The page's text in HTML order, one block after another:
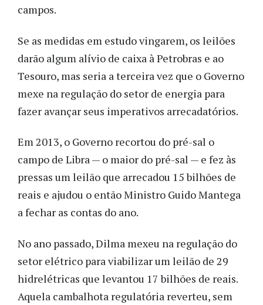
campos.
Se as medidas em estudo vingarem, os leilões
darão algum alívio de caixa à Petrobras e ao
Tesouro, mas seria a terceira vez que o Governo
mexe na regulação do setor de energia para
fazer avançar seus imperativos arrecadatórios.
Em 2013, o Governo recortou do pré-sal o
campo de Libra — o maior do pré-sal — e fez às
pressas um leilão que arrecadou 15 bilhões de
reais e ajudou o então Ministro Guido Mantega
a fechar as contas do ano.
No ano passado, Dilma mexeu na regulação do
setor elétrico para viabilizar um leilão de 29
hidrelétricas que levantou 17 bilhões de reais.
Aquela cambalhota regulatória reverteu, sem